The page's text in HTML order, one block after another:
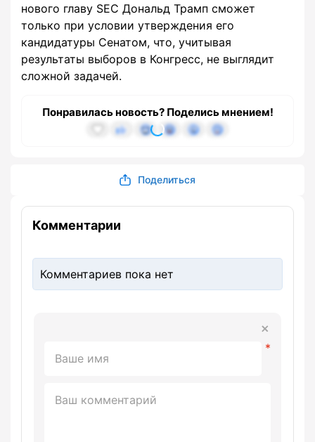
нового главу SEC Дональд Трамп сможет
только при условии утверждения его
кандидатуры Сенатом, что, учитывая
результаты выборов в Конгресс, не выглядит
сложной задачей.
Понравилась новость? Поделись мнением!
Поделиться
Комментарии
Комментариев пока нет